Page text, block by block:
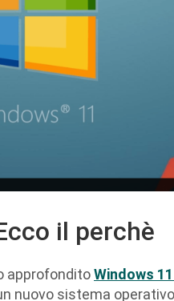
il perchè
approfonditoWindows
nuovo sistema